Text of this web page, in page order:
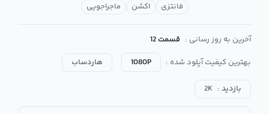
فانتزی اکشن ماجراجویی
آخرین به روز رسانی : قسمت 12
بهترین کیفیت آپلود شده :
1080P هاردساب
بازدید : 2K